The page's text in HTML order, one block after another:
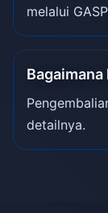
melalui
detailnya.